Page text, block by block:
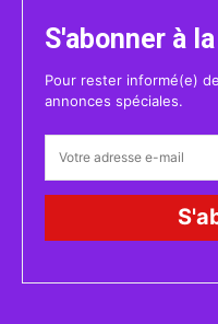
S'abonner à
Pour rester informé(e)
annonces spéciales.